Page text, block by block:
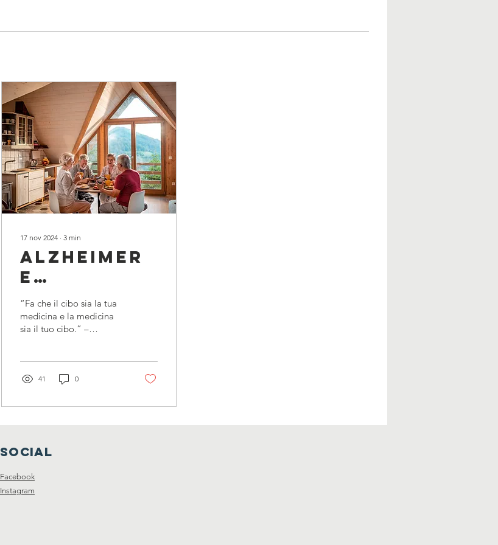
17 nov 2024 ∙ 3 min
Alzheimer
e
nutrizione
– Fattori
preventivi
e di
rischio
“Fa che il cibo sia la tua
medicina e la medicina
sia il tuo cibo.” –
41 0
SOCIAL
Facebook
Instagram